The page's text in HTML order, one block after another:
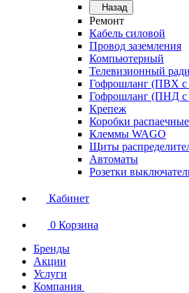
Назад
Ремонт
Кабель силовой
Провод заземления
Компьютерный
Телевизионный
Гофрошланг (ПВХ с
Гофрошланг (ПНД с
Крепеж
Коробки
Клеммы WAGO
Щиты
Автоматы
Розетки
Кабинет
0 Корзина
Бренды
Акции
Услуги
Компания